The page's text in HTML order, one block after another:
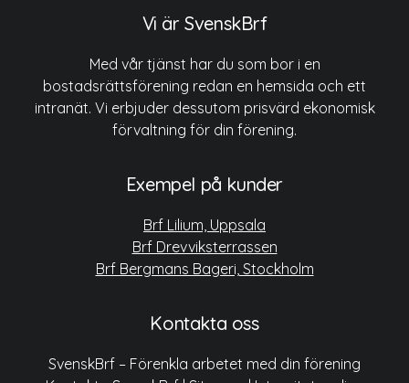
Vi är SvenskBrf
Med vår tjänst har du som bor i en
bostadsrättsförening redan en hemsida och ett
intranät. Vi erbjuder dessutom prisvärd ekonomisk
förvaltning för din förening.
Exempel på kunder
Brf Lilium, Uppsala
Brf Drevviksterrassen
Brf Bergmans Bageri, Stockholm
Kontakta oss
SvenskBrf – Förenkla arbetet med din förening